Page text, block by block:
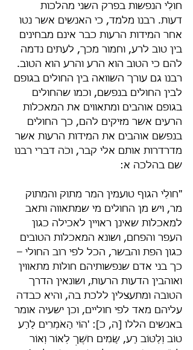
חולֵי הנפשות בפרק השני מהלכות
דעות. רבנו מלמד, כי האנשים אשר נטו
אחר המידות הרעות כבר אינם מבחינים
בין טוב לרע, וחמור מכך, לעתים נדמה
להם כי הטוב הוא הרע והרע הוא הטוב.
רבנו גם עורך השוואה בין החולים בגופם
לבין החולים בנפשם, וכמו שהחולים
בגופם אוהבים ומתאווים את המאכלות
הרעים אשר מזיקים להם, כך החולים
בנפשם אוהבים את המידות הרעות אשר
מדרדרות אותם אלי קבר, וכֹה דברי רבנו
שם בהלכה א:
"חולֵי הגוף טועמין המר מתוק והמתוק
מר, ויש מן החולים מי שמתאווה ותאב
למאכלות שאינן ראויין לאכילה כגון
העפר והפחם, ושונא המאכלות הטובים
כגון הפת והבשר, הכל לפי רוב החולי –
כך בני אדם שנפשותיהם חולות מתאווין
ואוהבין הדעות הרעות, ושונאין הדרך
הטובה ומתעצלין ללכת בה, והיא כבדה
עליהם מאד לפי חוליים, וכן ישעיה אומר
באנשים הללו [ה, כ]: 'הוֹי הָאֹמְרִים לָרַע
טוֹב וְלַטּוֹב רָע, שָׂמִים חֹשֶׁךְ לְאוֹר וְאוֹר